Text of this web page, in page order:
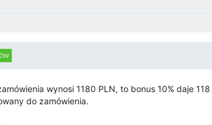
wynosi 1180 PLN, to bonus 10% daje
do zamówienia.